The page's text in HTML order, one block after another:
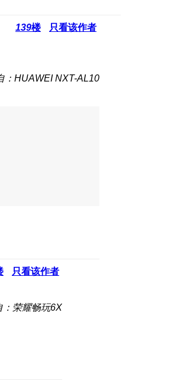
139楼 只看该作者
：HUAWEI NXT-AL10
只看该作者
：荣耀畅玩6X